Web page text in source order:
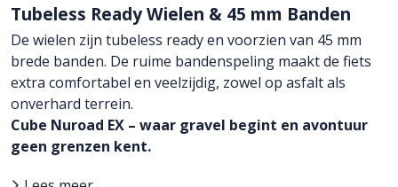
Tubeless Ready Wielen & 45 mm Banden
De wielen zijn tubeless ready en voorzien van 45 mm
brede banden. De ruime bandenspeling maakt de fiets
extra comfortabel en veelzijdig, zowel op asfalt als
onverhard terrein.
Cube Nuroad EX – waar gravel begint en avontuur
geen grenzen kent.